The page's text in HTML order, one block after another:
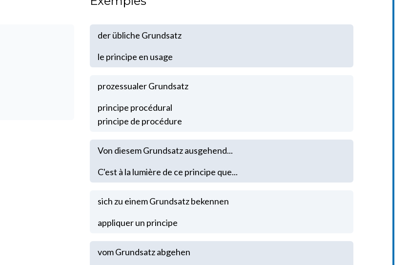
der übliche Grundsatz
le principe en usage
prozessualer Grundsatz
principe procédural
principe de procédure
Von diesem Grundsatz ausgehend...
C'est à la lumière de ce principe que...
sich zu einem Grundsatz bekennen
appliquer un principe
vom Grundsatz abgehen